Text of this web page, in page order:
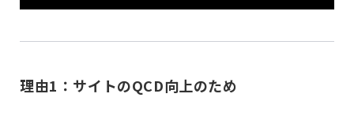
理由1：サイトのQCD向上のため